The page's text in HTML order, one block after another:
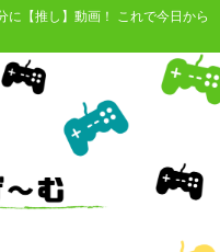
に【推し】動画！ これで今日から